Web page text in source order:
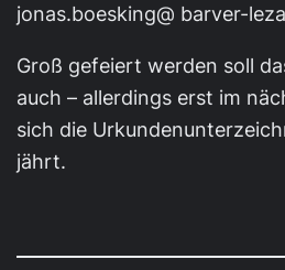
jonas.boesking@ barver-
Groß gefeiert werden soll
auch – allerdings erst im
sich die
jährt.